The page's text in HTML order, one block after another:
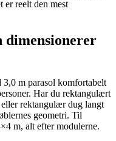
er reelt den mest
dimensionerer
m parasol komfortabelt
Har du rektangulært
rektangulær dug langt
geometri. Til
m, alt efter modulerne.